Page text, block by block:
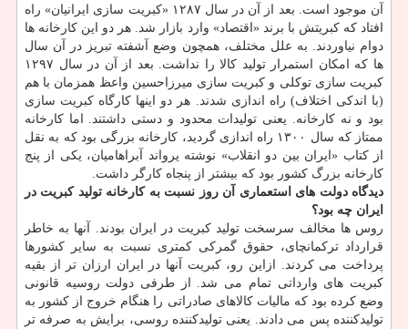
آن موجود است. بعد از آن در سال ۱۲۸۷ «کبریت سازی ایرانیان» راه
افتاد که کبریتش با برند «اقتصاد» وارد بازار شد. هر دو این کارخانه ها
دوام نیاوردند. به علل مختلف، همچون وضع آشفته تبریز در آن سال
ها که امکان استمرار تولید کالا را نداشت. بعد از آن در سال ۱۲۹۷
کبریت سازی توکلی و کبریت سازی میرزاحسین واعظ همزمان با هم
(با اندکی اختلاف) راه اندازی شدند. هر دو اینها کارگاه کبریت سازی
بود و نه کارخانه. یعنی تولیدات محدود و دستی داشتند. اما کارخانه
ممتاز که سال ۱۳۰۰ راه اندازی گردید، کارخانه بزرگی بود که به نقل
از کتاب «ایران بین دو انقلاب» نوشته یرواند آبراهامیان، یکی از پنج
کارخانه بزرگ کشور بود که بیشتر از پنجاه کارگر داشت.
دیدگاه دولت های استعماری آن روز نسبت به کارخانه تولید کبریت در
ایران چه بود؟
روس ها مخالف سرسخت تولید کبریت در ایران بودند. آنها به خاطر
قرارداد ترکمانچای، حقوق گمرکی کمتری نسبت به سایر کشورها
پرداخت می کردند. ازاین رو، کبریت آنها در ایران ارزان تر از بقیه
کبریت های وارداتی تمام می شد. از طرفی دولت روسیه قانونی
وضع کرده بود که مالیات کالاهای صادراتی را هنگام خروج از کشور به
تولیدکننده پس می دادند. یعنی تولیدکننده روسی، برایش به صرفه تر